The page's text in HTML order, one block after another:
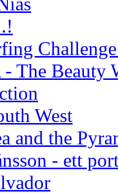
The Beauty
West
and the
- ett